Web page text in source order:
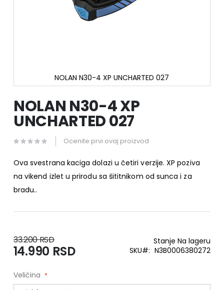
NOLAN N30-4 XP UNCHARTED 027
to
the
beginning
of
images
NOLAN N30-4 XP
UNCHARTED 027
Ocenite prvi ovaj proizvod
Ova svestrana kaciga dolazi u četiri verzije. XP poziva
na vikend izlet u prirodu sa šititnikom od sunca i za
bradu..
33.200 RSD
Special
14.990 RSD
Stanje Na lageru
SKU
N3B0006380272
Veličina